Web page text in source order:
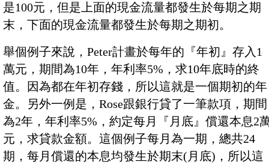
是100元，但是上面的現金流量都發生於每期之期
末，下面的現金流量都發生於每期之期初。
舉個例子來說，Peter計畫於每年的『年初』存入1
萬元，期間為10年，年利率5%，求10年底時的終
值。因為都在年初存錢，所以這就是一個期初的年
金。另外一例是，Rose跟銀行貸了一筆款項，期間
為2年，年利率5%，約定每月『月底』償還本息2
元，求貸款金額。這個例子每月為一期，總共24
期，每月償還的本息均發生於期末(月底)，所以這